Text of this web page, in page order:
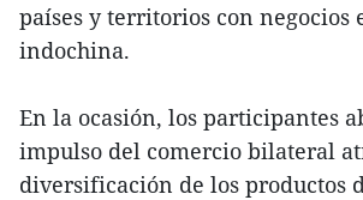
países y territorios con negocios
indochina.
En la ocasión, los participantes
impulso del comercio bilateral
diversificación de los productos